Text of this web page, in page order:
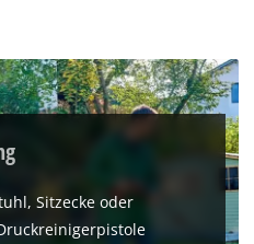
Sitzecke oder